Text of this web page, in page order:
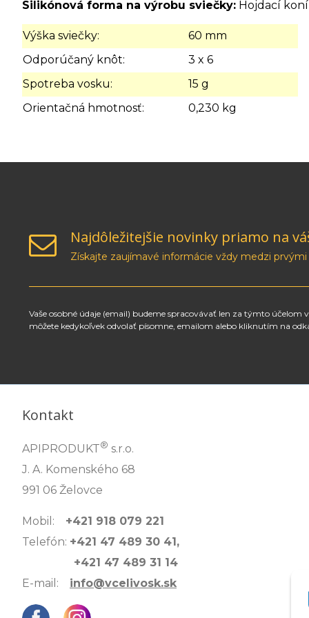
Silikónová forma na výrobu sviečky: Hojdací
Výška sviečky:
60 mm
Odporúčaný knôt:
3 x 6
Spotreba vosku:
15 g
Orientačná hmotnosť:
0,230 kg
Najdôležitejšie novinky priamo na
Získajte zaujímavé informácie vždy medzi prvými
Vaše osobné údaje (email) budeme spracovávať len za týmto
môžete kedykoľvek odvolať písomne, emailom alebo kliknutím na
Kontakt
APIPRODUKT® s.r.o.
J. A. Komenského 68
991 06 Želovce
Mobil: +421 918 079 221
Telefón: +421 47 489 30 41,
+421 47 489 31 14
E-mail: info@vcelivosk.sk